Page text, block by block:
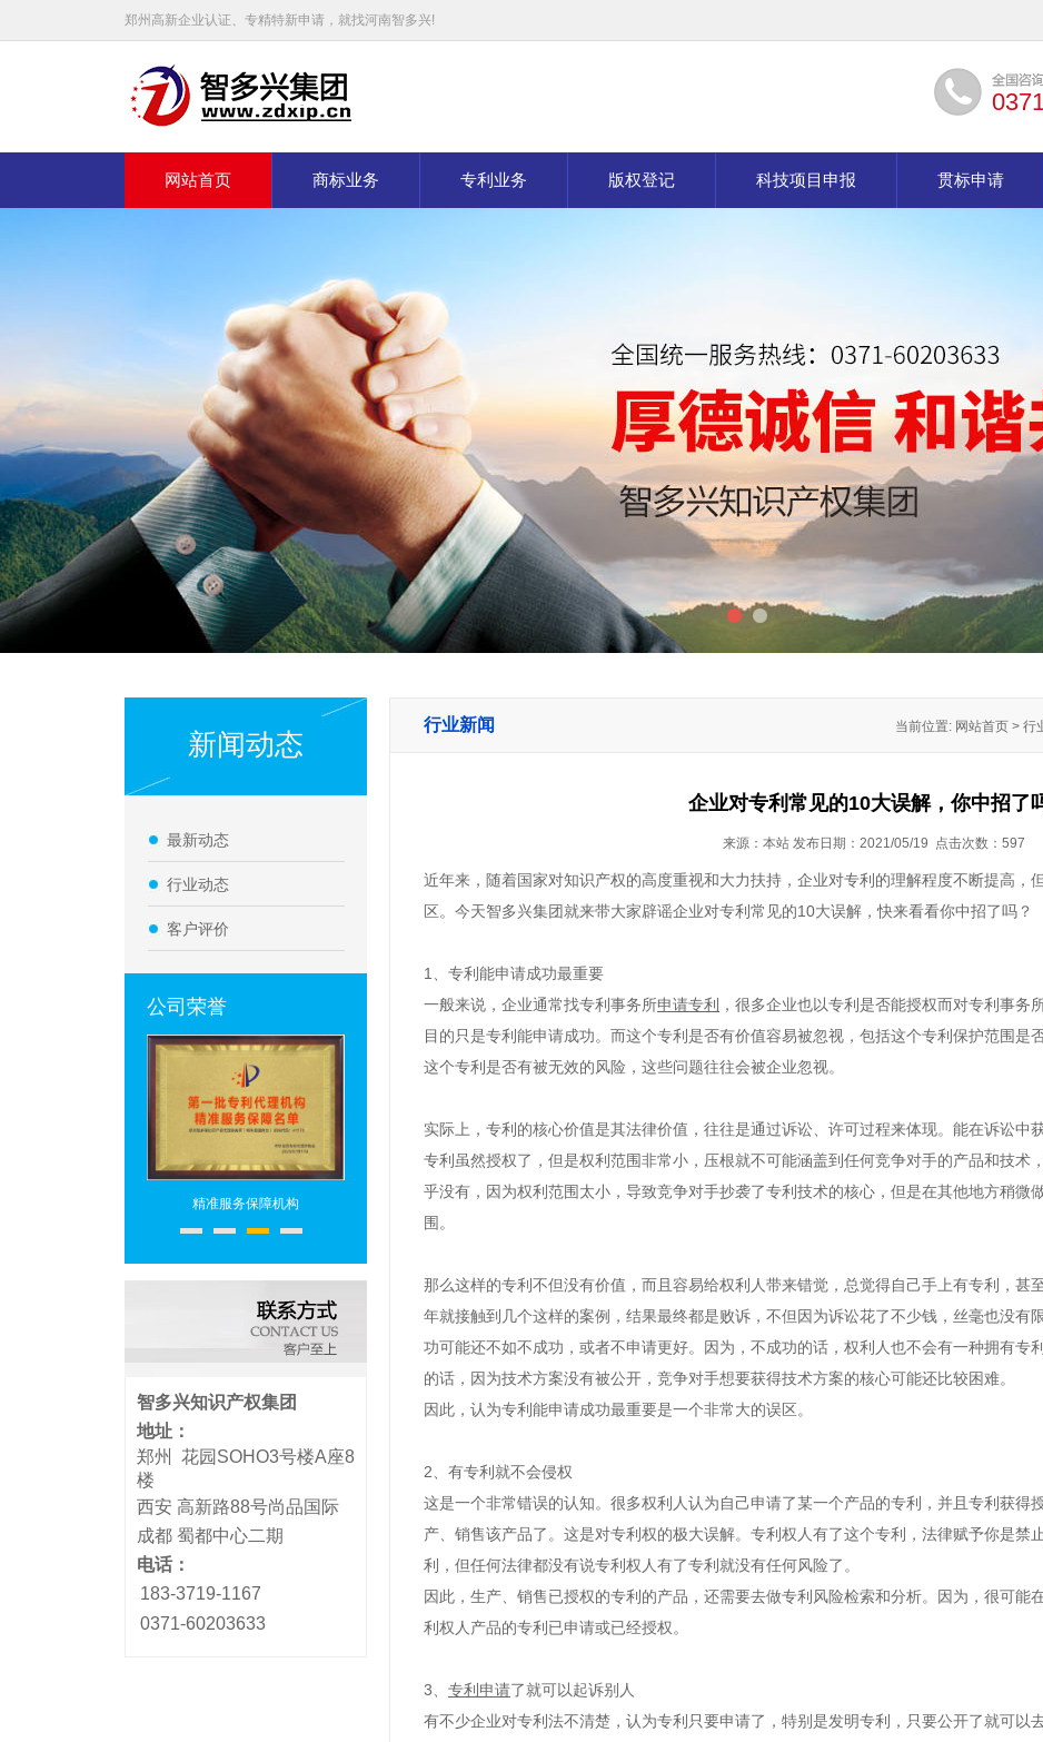
郑州高新企业认证、专精特新申请，就找河南智多兴!
网站首页 商标业务 专利业务 版权登记 科技项目申报 贯标申请
新闻动态
最新动态
行业动态
客户评价
公司荣誉
精准服务保障机构 专利代理头部机构
智多兴知识产权集团
地址：
郑州 花园SOHO3号楼A座8
楼
西安 高新路88号尚品国际
成都 蜀都中心二期
电话：
183-3719-1167
0371-60203633
行业新闻 当前位置: 网站首页 > 行
企业对专利常见的10大误解，你中招了
来源：本站 发布日期：2021/05/19 点击次数： 597
近年来，随着国家对知识产权的高度重视和大力扶持，企业对专利的理解程度不断提高，
区。今天智多兴集团就来带大家辟谣企业对专利常见的10大误解，快来看看你中招了吗？
1
专利能申请成功最重要
一般来说，企业通常找专利事务所申请专利
，很多企业也以专利是否能授权而对专利事
目的只是专利能申请成功。而这个专利是否有价值容易被忽视，包括这个专利保护范围是
这个专利是否有被无效的风险，这些问题往往会被企业忽视。
实际上，专利的核心价值是其法律价值，往往是通过诉讼、许可过程来体现。能在诉讼中
专利虽然授权了，但是权利范围非常小，压根就不可能涵盖到任何竞争对手的产品和技术
乎没有，因为权利范围太小，导致竞争对手抄袭了专利技术的核心，但是在其他地方稍微
围。
那么这样的专利不但没有价值，而且容易给权利人带来错觉，总觉得自己手上有专利，甚
年就接触到几个这样的案例，结果最终都是败诉，不但因为诉讼花了不少钱，丝毫也没有
功可能还不如不成功，或者不申请更好。因为，不成功的话，权利人也不会有一种拥有专
的话，因为技术方案没有被公开，竞争对手想要获得技术方案的核心可能还比较困难。
因此，认为专利能申请成功最重要是一个非常大的误区。
2
有专利就不会侵权
这是一个非常错误的认知。很多权利人认为自己申请了某一个产品的专利，并且专利获得
产、销售该产品了。这是对专利权的极大误解。专利权人有了这个专利，法律赋予你是禁
利，但任何法律都没有说专利权人有了专利就没有任何风险了。
因此，生产、销售已授权的专利的产品，还需要去做专利风险检索和分析。因为，很可能
利权人产品的专利已申请或已经授权。
3 专利申请了就可以起诉别人
有不少企业对专利法不清楚，认为专利只要申请了，特别是发明专利，只要公开了就可以